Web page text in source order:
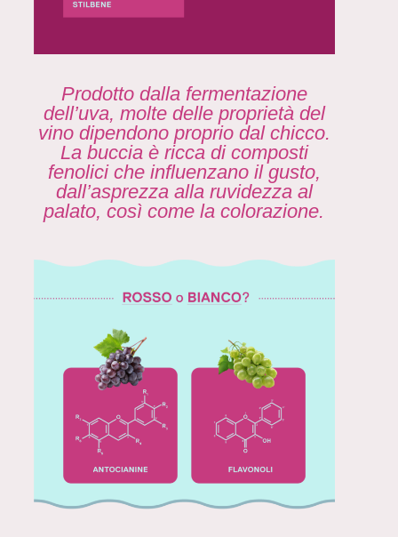
Prodotto dalla fermentazione
dell’uva, molte delle proprietà del
vino dipendono proprio dal chicco.
La buccia è ricca di composti
fenolici che influenzano il gusto,
dall’asprezza alla ruvidezza al
palato, così come la colorazione.